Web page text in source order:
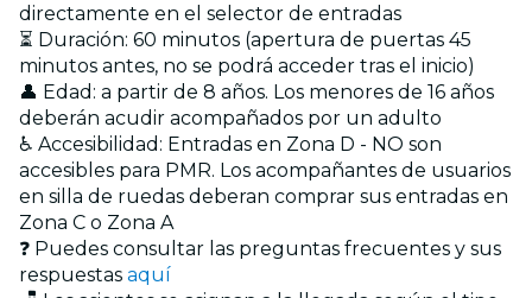
directamente en el selector de entradas
⏳ Duración: 60 minutos (apertura de puertas 45
minutos antes, no se podrá acceder tras el inicio)
👤 Edad: a partir de 8 años. Los menores de 16 años
deberán acudir acompañados por un adulto
♿ Accesibilidad: Entradas en Zona D - NO son
accesibles para PMR. Los acompañantes de usuarios
en silla de ruedas deberan comprar sus entradas en
Zona C o Zona A
❓ Puedes consultar las preguntas frecuentes y sus
respuestas aquí